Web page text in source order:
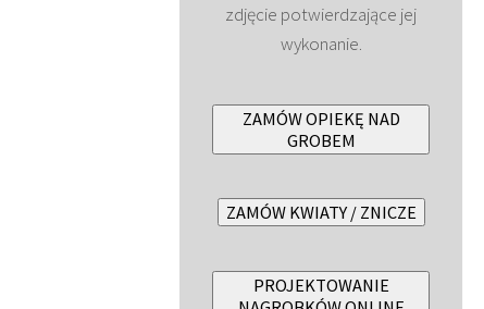
zdjęcie potwierdzające jej
wykonanie.
ZAMÓW OPIEKĘ NAD
GROBEM
ZAMÓW KWIATY / ZNICZE
PROJEKTOWANIE